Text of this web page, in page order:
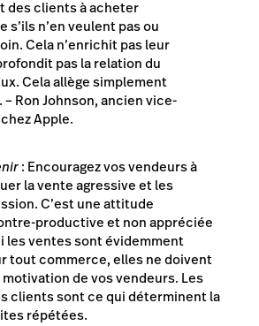
des clients à acheter
s’ils n’en veulent pas ou
Cela n’enrichit pas leur
pas la relation du
Cela allège simplement
– Ron Johnson, ancien vice-
Apple.
: Encouragez vos vendeurs à
la vente agressive et les
C’est une attitude
productive et non appréciée
les ventes sont évidemment
tout commerce, elles ne doivent
de vos vendeurs. Les
clients sont ce qui déterminent la
répétées.